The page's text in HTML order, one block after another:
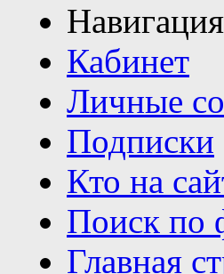
Навигация
Кабинет
Личные
Подписки
Кто на
Поиск по
Главная